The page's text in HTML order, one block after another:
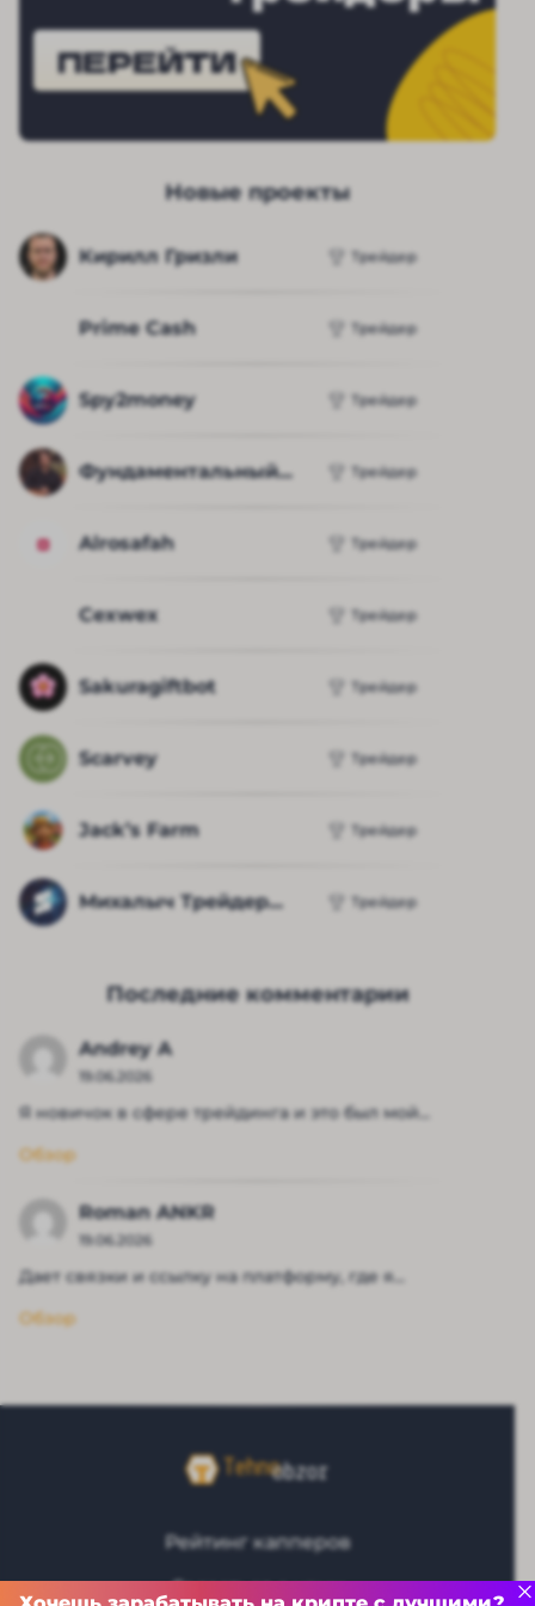
ПЕРЕЙТИ
Новые проекты
Кирилл Гризли Трейдер
Prime Cash Трейдер
Spy2money Трейдер
Фундаментальный... Трейдер
Alrosafah Трейдер
Cexwex Трейдер
Sakuragiftbot Трейдер
Scarvey Трейдер
Jack’s Farm Трейдер
Михалыч Трейдер... Трейдер
Последние комментарии
Andrey A
19.06.2026
Я новичок в сфере трейдинга и это был мой...
Обзор
Roman ANKR
19.06.2026
Дает связки и ссылку на платформу, где я...
Обзор
Рейтинг капперов
Связаться с нами